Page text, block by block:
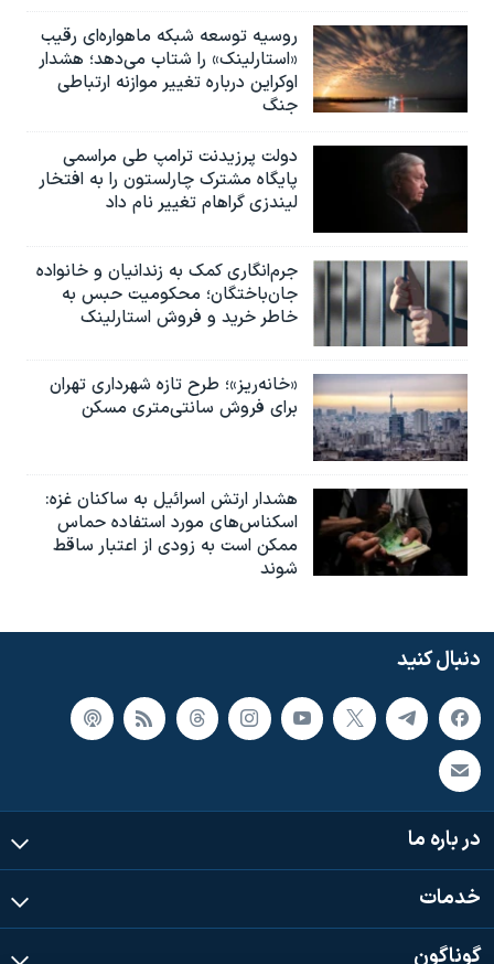
روسیه توسعه شبکه ماهواره‌ای رقیب
«استارلینک» را شتاب می‌دهد؛ هشدار
اوکراین درباره تغییر موازنه ارتباطی
جنگ
دولت پرزیدنت ترامپ طی مراسمی
پایگاه مشترک چارلستون را به افتخار
لیندزی گراهام تغییر نام داد
جرم‌انگاری کمک به زندانیان و خانواده
جان‌باختگان؛ محکومیت حبس به‌
خاطر خرید و فروش استارلینک
«خانه‌ریز»؛ طرح تازه شهرداری تهران
برای فروش سانتی‌متری مسکن
هشدار ارتش اسرائیل به ساکنان غزه:
اسکناس‌های مورد استفاده حماس
ممکن است به‌ زودی از اعتبار ساقط
شوند
دنبال کنید
در باره ما
خدمات
گوناگون